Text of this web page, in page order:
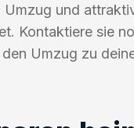
Umzug und
Kontaktiere sie
Umzug zu